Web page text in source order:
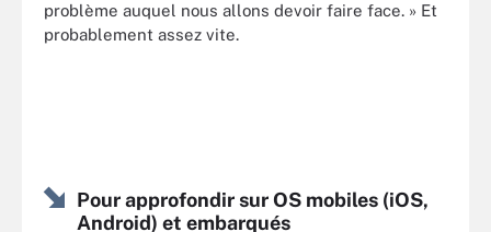
problème auquel nous allons devoir faire face. » Et
probablement assez vite.
Pour approfondir sur OS mobiles (iOS,
Android) et embarqués